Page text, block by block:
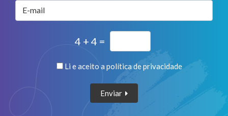
E-mail
4 + 4 =
Li e aceito a política de privacidade
Enviar